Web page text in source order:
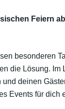
Feiern
besonderen
die Lösung. Im
deinen
Events für dich